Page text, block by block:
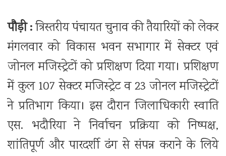
पौड़ी :त्रिस्तरीय पंचायत चुनाव की तैयारियों को लेकर
मंगलवार को विकास भवन सभागार में सेक्टर एवं
जोनल मजिस्ट्रेटों को प्रशिक्षण दिया गया। प्रशिक्षण
में कुल 107 सेक्टर मजिस्ट्रेट व 23 जोनल मजिस्ट्रेटों
ने प्रतिभाग किया। इस दौरान जिलाधिकारी स्वाति
एस. भदौरिया ने निर्वाचन प्रक्रिया को निष्पक्ष,
शांतिपूर्ण और पारदर्शी ढंग से संपन्न कराने के लिये